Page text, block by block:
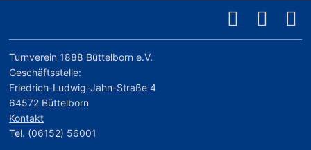
Turnverein 1888 Büttelborn e.V.
Geschäftsstelle:
Friedrich-Ludwig-Jahn-Straße 4
64572 Büttelborn
Kontakt
Tel. (06152) 56001